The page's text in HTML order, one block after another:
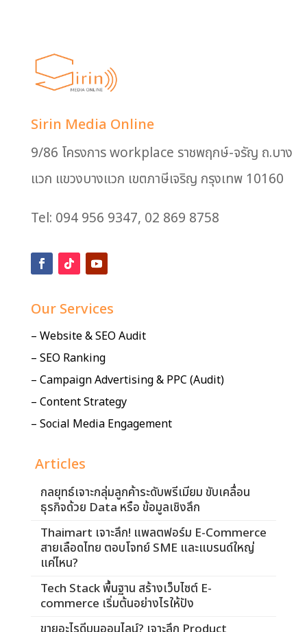
Sirin Media Online
9/86 โครงการ workplace ราชพฤกษ์-จรัญ ถ.บาง
แวก แขวงบางแวก เขตภาษีเจริญ กรุงเทพ 10160
Tel: 094 956 9347, 02 869 8758
Our Services
– Website & SEO Audit
– SEO Ranking
– Campaign Advertising & PPC (Audit)
– Content Strategy
– Social Media Engagement
Articles
กลยุทธ์เจาะกลุ่มลูกค้าระดับพรีเมียม ขับเคลื่อน
ธุรกิจด้วย Data หรือ ข้อมูลเชิงลึก
Thaimart เจาะลึก! แพลตฟอร์ม E-Commerce
สายเลือดไทย ตอบโจทย์ SME และแบรนด์ใหญ่
แค่ไหน?
Tech Stack พื้นฐาน สร้างเว็บไซต์ E-
commerce เริ่มต้นอย่างไรให้ปัง